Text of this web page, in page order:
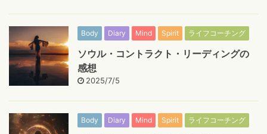
Body Diary Mind Spirit ライフコーチング
ソウル・コントラクト・リーディングの
感想
2025/7/5
Body Diary Mind Spirit ライフコーチング